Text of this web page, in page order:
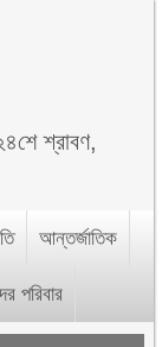
শ্রাবণ,
আন্তর্জাতিক
পরিবার